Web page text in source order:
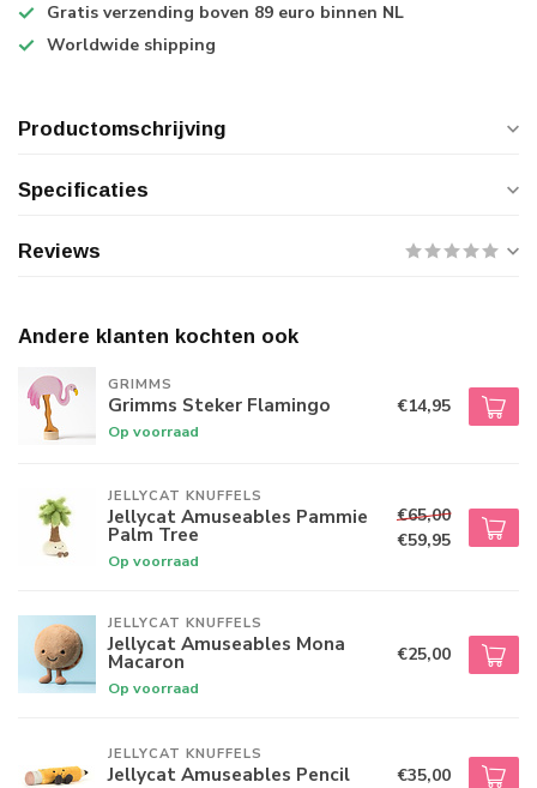
Gratis verzending boven 89 euro binnen NL
Worldwide shipping
Productomschrijving
Specificaties
Reviews
Andere klanten kochten ook
GRIMMS
Grimms Steker Flamingo
Op voorraad
€14,95
JELLYCAT KNUFFELS
Jellycat Amuseables Pammie
Palm Tree
Op voorraad
€65,00
€59,95
JELLYCAT KNUFFELS
Jellycat Amuseables Mona
Macaron
Op voorraad
€25,00
JELLYCAT KNUFFELS
Jellycat Amuseables Pencil €35,00